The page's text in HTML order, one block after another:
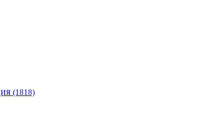
(1818)